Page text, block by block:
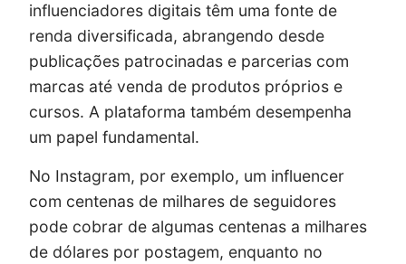
influenciadores digitais têm uma fonte de
renda diversificada, abrangendo desde
publicações patrocinadas e parcerias com
marcas até venda de produtos próprios e
cursos. A plataforma também desempenha
um papel fundamental.
No Instagram, por exemplo, um influencer
com centenas de milhares de seguidores
pode cobrar de algumas centenas a milhares
de dólares por postagem, enquanto no